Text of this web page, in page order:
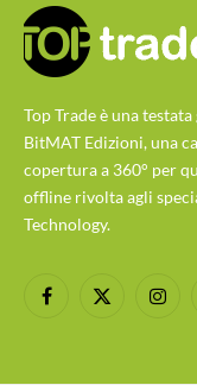
Top Trade è una
BitMAT Edizioni, una
copertura a 360° per
offline rivolta agli
Technology.
Facebook
X